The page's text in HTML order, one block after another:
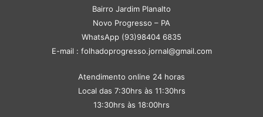
Bairro Jardim Planalto
Novo Progresso – PA
WhatsApp (93)98404 6835
E-mail : folhadoprogresso.jornal@gmail.com
Atendimento online 24 horas
Local das 7:30hrs às 11:30hrs
13:30hrs às 18:00hrs